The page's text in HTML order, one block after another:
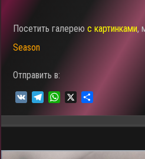
Посетить галереюс картинками,
Season
Отправить в:
W